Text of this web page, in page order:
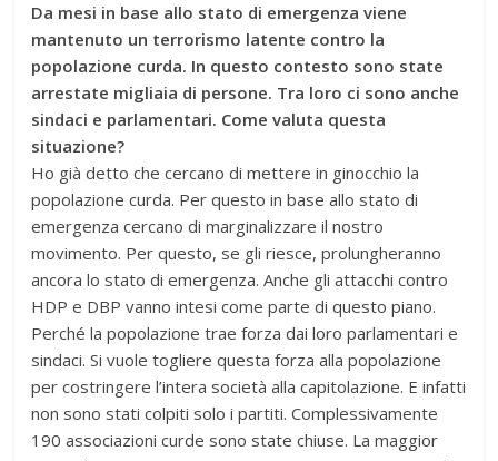
Da mesi in base allo stato di emergenza viene
mantenuto un terrorismo latente contro la
popolazione curda. In questo contesto sono state
arrestate migliaia di persone. Tra loro ci sono anche
sindaci e parlamentari. Come valuta questa
situazione?
Ho già detto che cercano di mettere in ginocchio la
popolazione curda. Per questo in base allo stato di
emergenza cercano di marginalizzare il nostro
movimento. Per questo, se gli riesce, prolungheranno
ancora lo stato di emergenza. Anche gli attacchi contro
HDP e DBP vanno intesi come parte di questo piano.
Perché la popolazione trae forza dai loro parlamentari e
sindaci. Si vuole togliere questa forza alla popolazione
per costringere l’intera società alla capitolazione. E infatti
non sono stati colpiti solo i partiti. Complessivamente
190 associazioni curde sono state chiuse. La maggior